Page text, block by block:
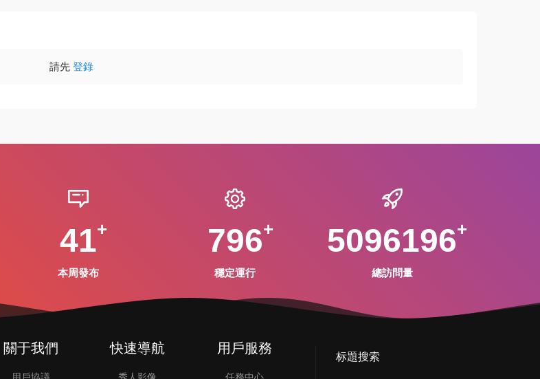
請先 登錄
41
本周發布
796
穩定運行
5096196
總訪問量
關于我們 快速導航 用戶服務 标題搜索